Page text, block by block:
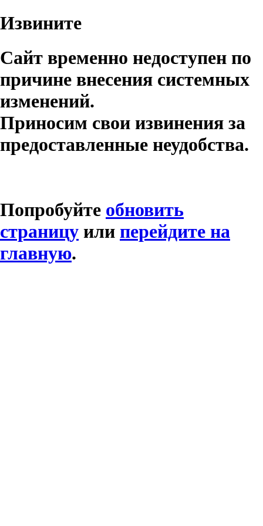
Извините
Сайт временно недоступен по
причине внесения системных
изменений.
Приносим свои извинения за
предоставленные неудобства.
Попробуйте обновить
страницу или перейдите на
главную.